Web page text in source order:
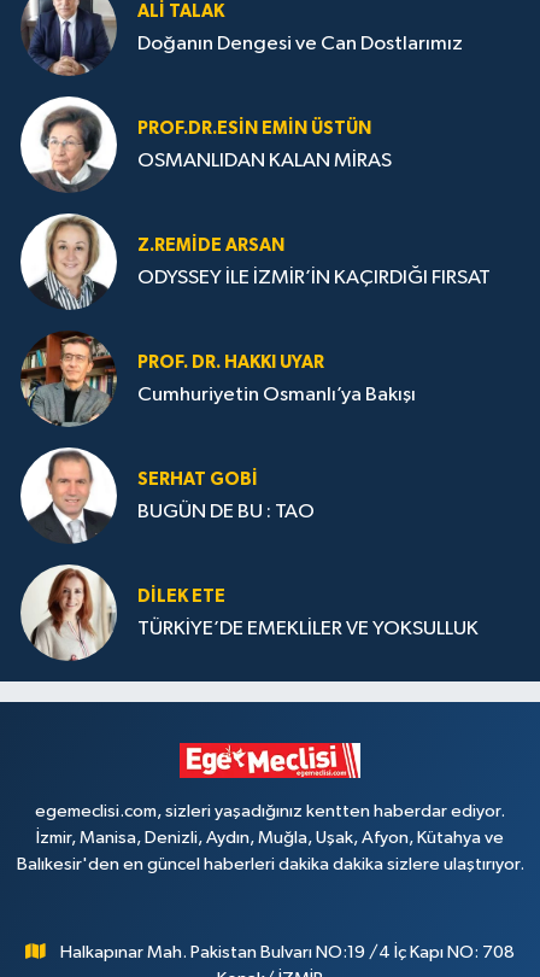
ALI TALAK
Doğanın Dengesi ve Can Dostlarımız
PROF.DR.ESIN EMIN ÜSTÜN
OSMANLIDAN KALAN MİRAS
Z.REMIDE ARSAN
ODYSSEY İLE İZMİR’İN KAÇIRDIĞI FIRSAT
PROF. DR. HAKKI UYAR
Cumhuriyetin Osmanlı’ya Bakışı
SERHAT GOBİ
BUGÜN DE BU : TAO
DILEK ETE
TÜRKİYE’DE EMEKLİLER VE YOKSULLUK
egemeclisi.com, sizleri yaşadığınız kentten haberdar ediyor.
İzmir, Manisa, Denizli, Aydın, Muğla, Uşak, Afyon, Kütahya ve
Balıkesir'den en güncel haberleri dakika dakika sizlere ulaştırıyor.
Halkapınar Mah. Pakistan Bulvarı NO:19 /4 İç Kapı NO: 708